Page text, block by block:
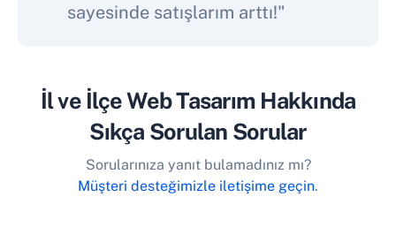
sayesinde satışlarım arttı!"
İl ve İlçe Web Tasarım Hakkında
Sıkça Sorulan Sorular
Sorularınıza yanıt bulamadınız mı?
Müşteri desteğimizle iletişime geçin.